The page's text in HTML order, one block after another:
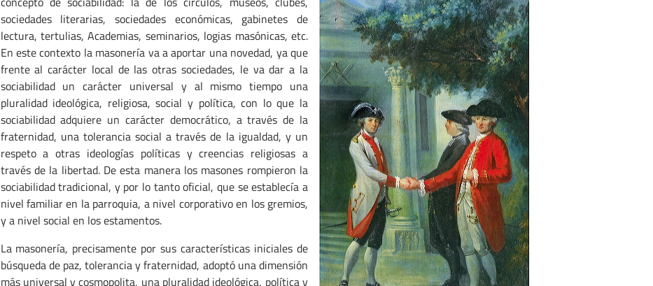
sociedades literarias, sociedades económicas, gabinetes de
lectura, tertulias, Academias, seminarios, logias masónicas, etc.
En este contexto la masonería va a aportar una novedad, ya que
frente al carácter local de las otras sociedades, le va dar a la
sociabilidad un carácter universal y al mismo tiempo una
pluralidad ideológica, religiosa, social y política, con lo que la
sociabilidad adquiere un carácter democrático, a través de la
fraternidad, una tolerancia social a través de la igualdad, y un
respeto a otras ideologías políticas y creencias religiosas a
través de la libertad. De esta manera los masones rompieron la
sociabilidad tradicional, y por lo tanto oficial, que se establecía a
nivel familiar en la parroquia, a nivel corporativo en los gremios,
y a nivel social en los estamentos.
La masonería, precisamente por sus características iniciales de
búsqueda de paz, tolerancia y fraternidad, adoptó una dimensión
más universal y cosmopolita, una pluralidad ideológica, política y